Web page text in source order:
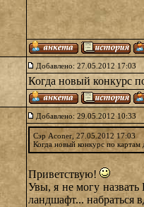
Добавлено: 27.05.2012 17:03
Когда новый конкурс
Добавлено: 29.05.2012 10:33
Сэр Aconer, 27.05.2012 17:03
Когда новый конкурс по картам
Приветствую!
Увы, я не могу
ландшафт... набраться